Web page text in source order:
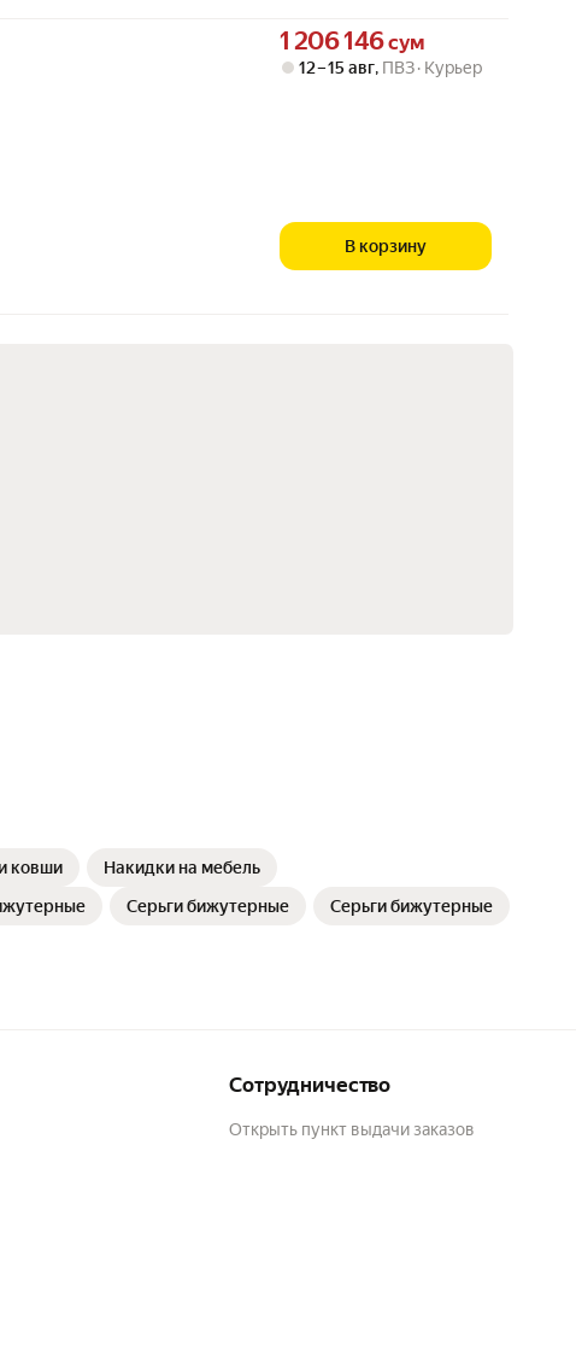
Цена 1206146 сум вместо
1 206 146сум
12 – 15 авг, ПВЗ Курьер
В корзину
ковши
Накидки на мебель
Серьги бижутерные
Серьги бижутерные
Сотрудничество
Открыть пункт выдачи заказов